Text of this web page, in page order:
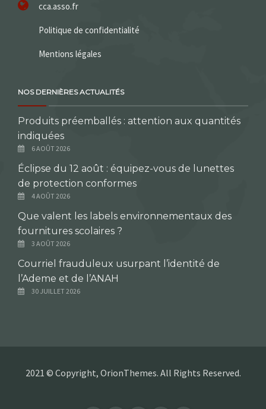
cca.asso.fr
Politique de confidentialité
Mentions légales
NOS DERNIÈRES ACTUALITÉS
Produits préemballés : attention aux quantités
indiquées
6 AOÛT 2026
Éclipse du 12 août : équipez-vous de lunettes
de protection conformes
4 AOÛT 2026
Que valent les labels environnementaux des
fournitures scolaires ?
3 AOÛT 2026
Courriel frauduleux usurpant l’identité de
l’Ademe et de l’ANAH
30 JUILLET 2026
2021 © Copyright, OrionThemes. All Rights Reserved.